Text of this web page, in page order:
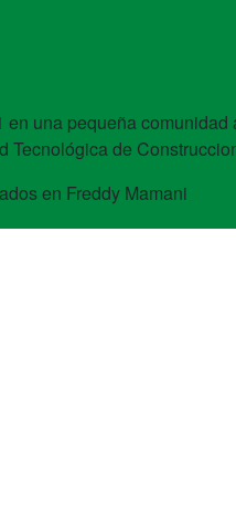
una pequeña
Tecnológica de
en Freddy Mamani